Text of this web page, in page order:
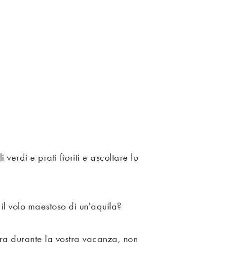
verdi e prati fioriti e ascoltare lo
volo maestoso di un'aquila?
durante la vostra vacanza, non